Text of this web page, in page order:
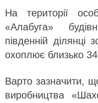
На території
«Алабуга»
південній
охоплює близько
Варто зазначити,
виробництва